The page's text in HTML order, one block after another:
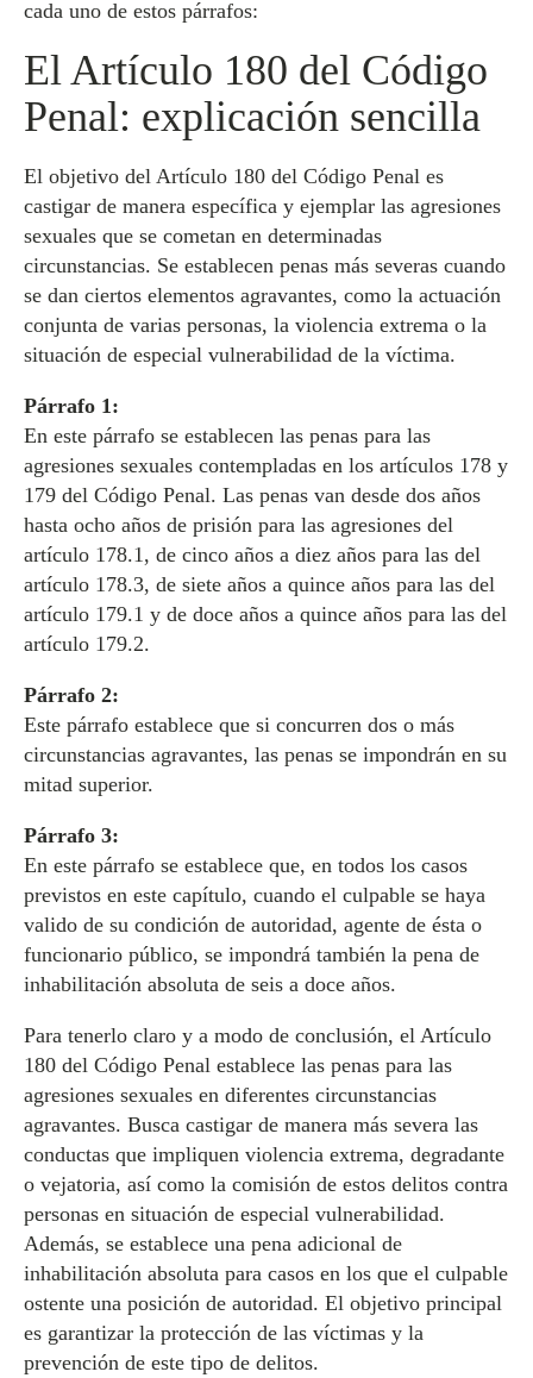
cada uno de estos párrafos:
El Artículo 180 del Código
Penal: explicación sencilla
El objetivo del Artículo 180 del Código Penal es
castigar de manera específica y ejemplar las agresiones
sexuales que se cometan en determinadas
circunstancias. Se establecen penas más severas cuando
se dan ciertos elementos agravantes, como la actuación
conjunta de varias personas, la violencia extrema o la
situación de especial vulnerabilidad de la víctima.
Párrafo 1:
En este párrafo se establecen las penas para las
agresiones sexuales contempladas en los artículos 178 y
179 del Código Penal. Las penas van desde dos años
hasta ocho años de prisión para las agresiones del
artículo 178.1, de cinco años a diez años para las del
artículo 178.3, de siete años a quince años para las del
artículo 179.1 y de doce años a quince años para las del
artículo 179.2.
Párrafo 2:
Este párrafo establece que si concurren dos o más
circunstancias agravantes, las penas se impondrán en su
mitad superior.
Párrafo 3:
En este párrafo se establece que, en todos los casos
previstos en este capítulo, cuando el culpable se haya
valido de su condición de autoridad, agente de ésta o
funcionario público, se impondrá también la pena de
inhabilitación absoluta de seis a doce años.
Para tenerlo claro y a modo de conclusión, el Artículo
180 del Código Penal establece las penas para las
agresiones sexuales en diferentes circunstancias
agravantes. Busca castigar de manera más severa las
conductas que impliquen violencia extrema, degradante
o vejatoria, así como la comisión de estos delitos contra
personas en situación de especial vulnerabilidad.
Además, se establece una pena adicional de
inhabilitación absoluta para casos en los que el culpable
ostente una posición de autoridad. El objetivo principal
es garantizar la protección de las víctimas y la
prevención de este tipo de delitos.